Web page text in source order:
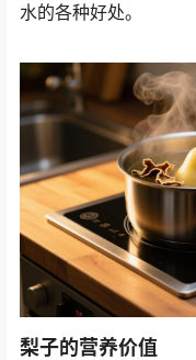
水的各种好处。
梨子的营养价值